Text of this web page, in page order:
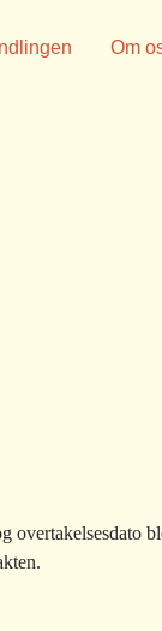
Om
overtakelsesdato